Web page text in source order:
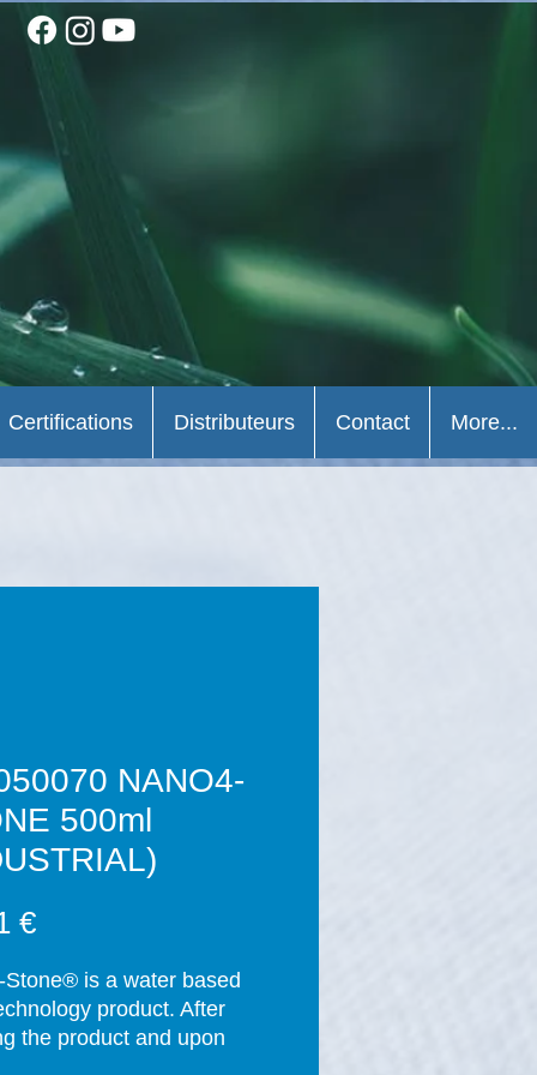
NANO4-
500ml
€Prix
Stone® is a water based
product. After
the product and upon
Certifications Distributeurs Contact More...